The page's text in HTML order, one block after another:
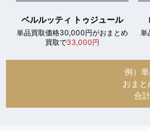
ベルルッティ トゥジュール
単品買取価格30,000円がおまとめ
買取で33,000円
単
例）
おま
合